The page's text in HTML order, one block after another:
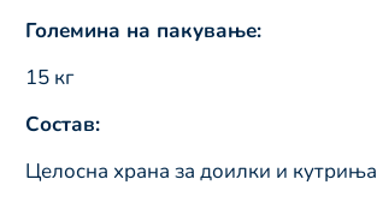
Големина на пакување:
15 кг
Состав:
Целосна храна за доилки и кутриња